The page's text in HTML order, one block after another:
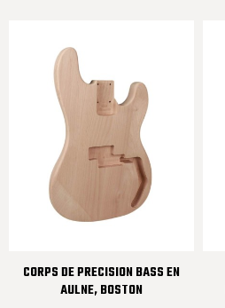
CORPS DE PRECISION BASS EN
AULNE, BOSTON